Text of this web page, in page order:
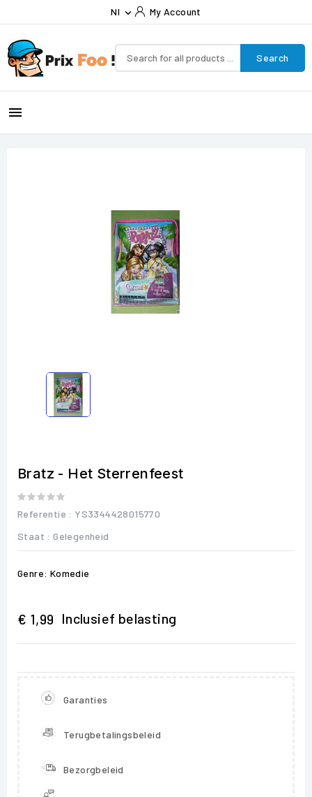
Nl  My Account
Search

Bratz - Het Sterrenfeest
Referentie : YS3344428015770
Staat : Gelegenheid
Genre: Komedie
€ 1,99 Inclusief belasting
Garanties
Terugbetalingsbeleid
Bezorgbeleid